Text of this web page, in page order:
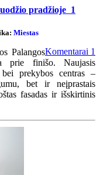
pradžioje 1
Miestas
Komentarai 1
Palangos
prie finišo. Naujasis
prekybos centras –
bet ir neįprastais
fasadas ir išskirtinis